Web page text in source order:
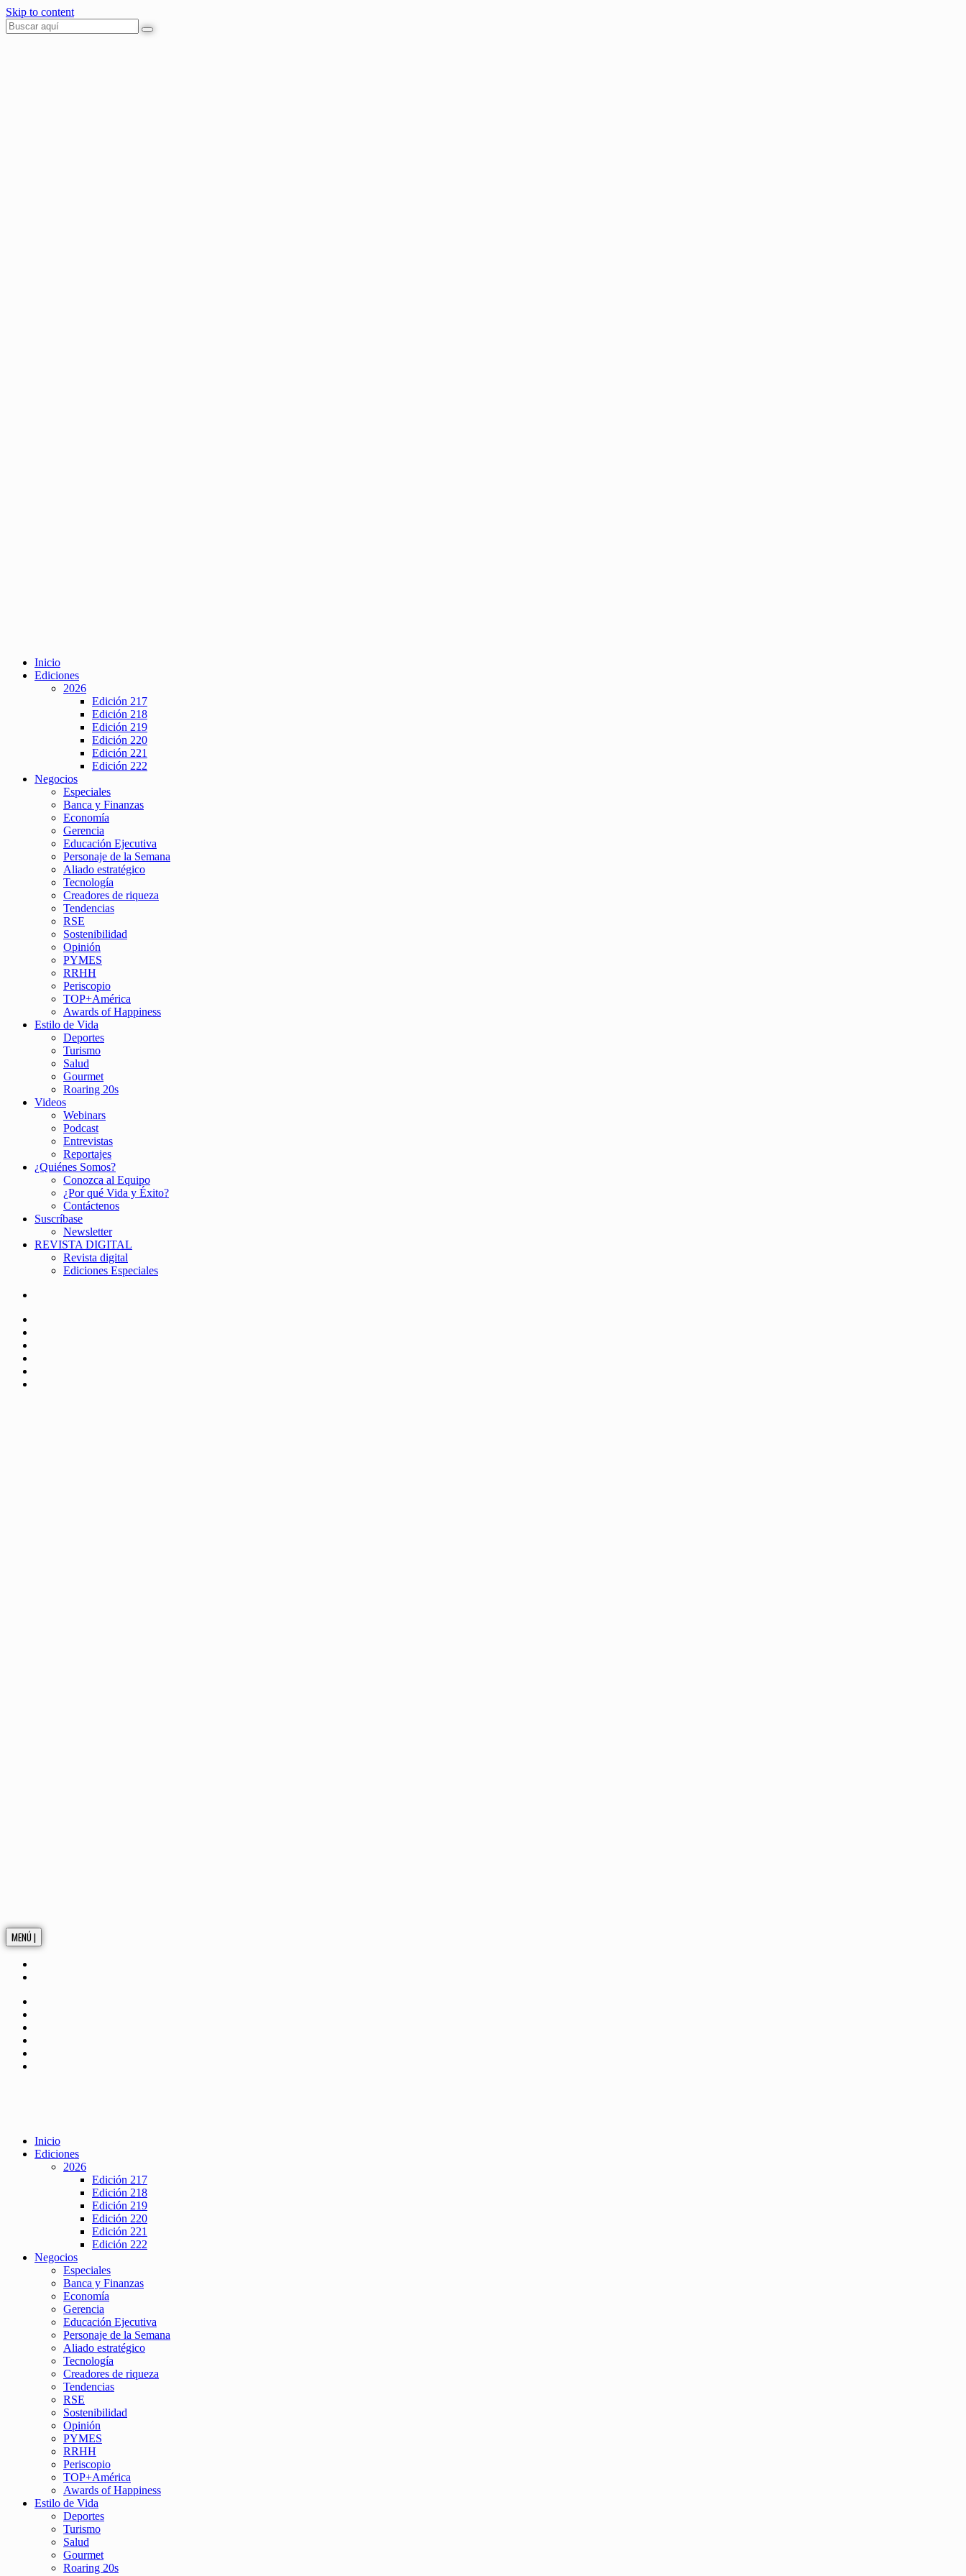
Skip to content
Inicio
Ediciones
2026
Edición 217
Edición 218
Edición 219
Edición 220
Edición 221
Edición 222
Negocios
Especiales
Banca y Finanzas
Economía
Gerencia
Educación Ejecutiva
Personaje de la Semana
Aliado estratégico
Tecnología
Creadores de riqueza
Tendencias
RSE
Sostenibilidad
Opinión
PYMES
RRHH
Periscopio
TOP+América
Awards of Happiness
Estilo de Vida
Deportes
Turismo
Salud
Gourmet
Roaring 20s
Videos
Webinars
Podcast
Entrevistas
Reportajes
¿Quiénes Somos?
Conozca al Equipo
¿Por qué Vida y Éxito?
Contáctenos
Suscríbase
Newsletter
REVISTA DIGITAL
Revista digital
Ediciones Especiales
MENÚ |
Inicio
Ediciones
2026
Edición 217
Edición 218
Edición 219
Edición 220
Edición 221
Edición 222
Negocios
Especiales
Banca y Finanzas
Economía
Gerencia
Educación Ejecutiva
Personaje de la Semana
Aliado estratégico
Tecnología
Creadores de riqueza
Tendencias
RSE
Sostenibilidad
Opinión
PYMES
RRHH
Periscopio
TOP+América
Awards of Happiness
Estilo de Vida
Deportes
Turismo
Salud
Gourmet
Roaring 20s